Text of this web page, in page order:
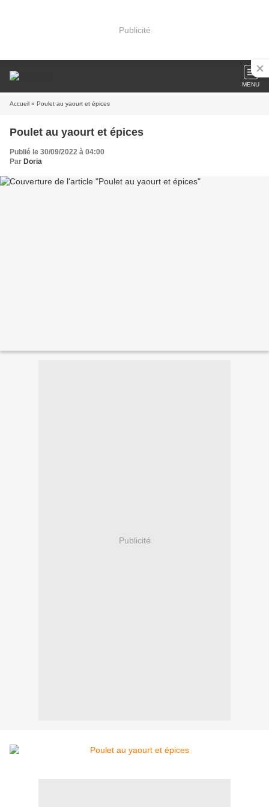
Publicité
MENU
Accueil » Poulet au yaourt et épices
Poulet au yaourt et épices
Publié le 30/09/2022 à 04:00
Par Doria
Publicité